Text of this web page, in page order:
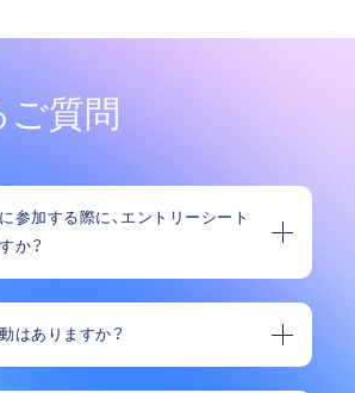
ご質問
参加する際に、エントリーシート
か？
はありますか？